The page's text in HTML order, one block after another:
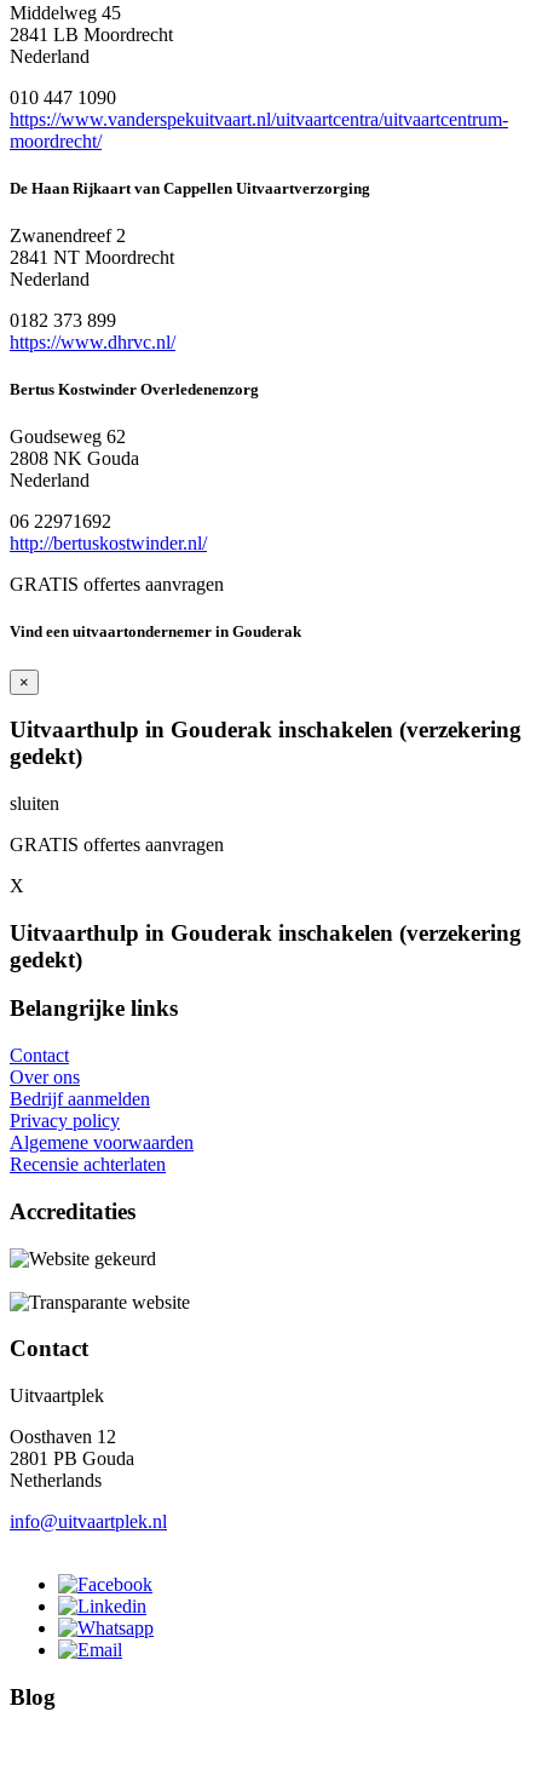
Middelweg 45
2841 LB Moordrecht
Nederland
010 447 1090
https://www.vanderspekuitvaart.nl/uitvaartcentra/uitvaartcentrum-
moordrecht/
De Haan Rijkaart van Cappellen Uitvaartverzorging
Zwanendreef 2
2841 NT Moordrecht
Nederland
0182 373 899
https://www.dhrvc.nl/
Bertus Kostwinder Overledenenzorg
Goudseweg 62
2808 NK Gouda
Nederland
06 22971692
http://bertuskostwinder.nl/
GRATIS offertes aanvragen
Vind een uitvaartondernemer in Gouderak
×
Uitvaarthulp in Gouderak inschakelen (verzekering
gedekt)
sluiten
GRATIS offertes aanvragen
X
Uitvaarthulp in Gouderak inschakelen (verzekering
gedekt)
Belangrijke links
Contact
Over ons
Bedrijf aanmelden
Privacy policy
Algemene voorwaarden
Recensie achterlaten
Accreditaties
Contact
Uitvaartplek
Oosthaven 12
2801 PB Gouda
Netherlands
info@uitvaartplek.nl
Blog